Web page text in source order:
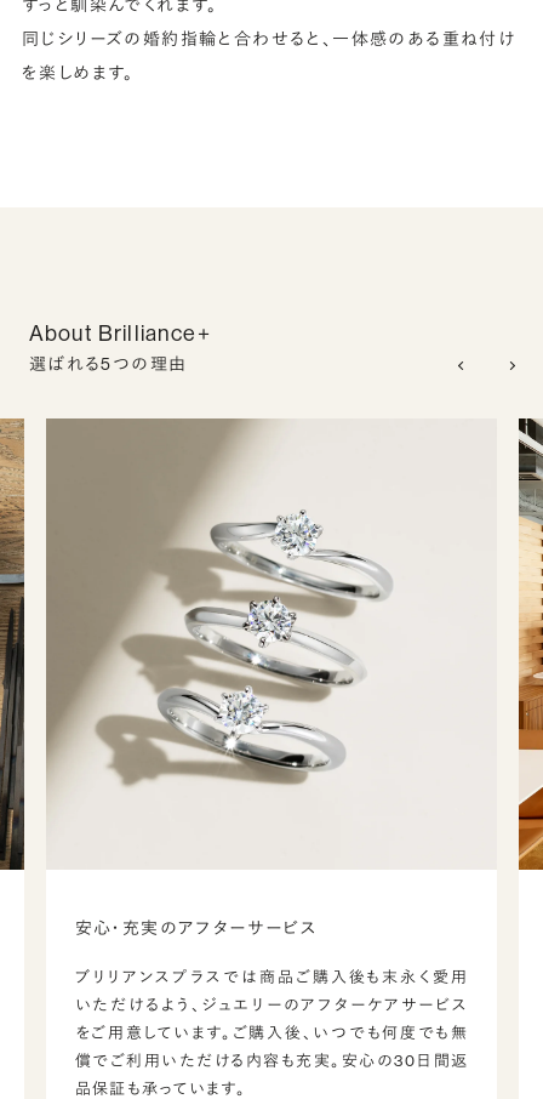
すっと馴染んでくれます。
同じシリーズの婚約指輪と合わせると、一体感のある重ね付け
を楽しめます。
About Brilliance+
選ばれる5つの理由
安心・充実のアフターサービス
ブリリアンスプラスでは商品ご購入後も末永く愛用
いただけるよう、ジュエリーのアフターケアサービス
をご用意しています。ご購入後、いつでも何度でも無
償でご利用いただける内容も充実。安心の30日間返
品保証も承っています。